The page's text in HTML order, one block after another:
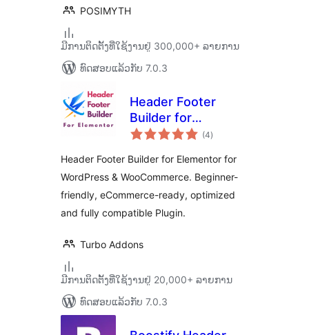
POSIMYTH
ມີການຕິດຕັ້ງທີ່ໃຊ້ງານຢູ່ 300,000+ ລາຍການ
ທົດສອບແລ້ວກັບ 7.0.3
Header Footer
Builder for
Elementor
(4ຄະແນນ
ທັງໝົດ
)
Header Footer Builder for Elementor for
WordPress & WooCommerce. Beginner-
friendly, eCommerce-ready, optimized
and fully compatible Plugin.
Turbo Addons
ມີການຕິດຕັ້ງທີ່ໃຊ້ງານຢູ່ 20,000+ ລາຍການ
ທົດສອບແລ້ວກັບ 7.0.3